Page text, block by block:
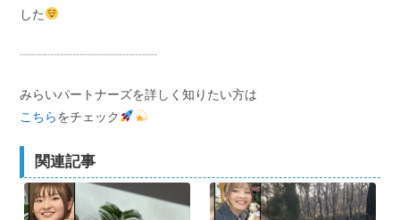
した
┈┈┈┈┈┈┈┈┈┈┈
みらいパートナーズを詳しく知りたい方は
こちらをチェック
関連記事